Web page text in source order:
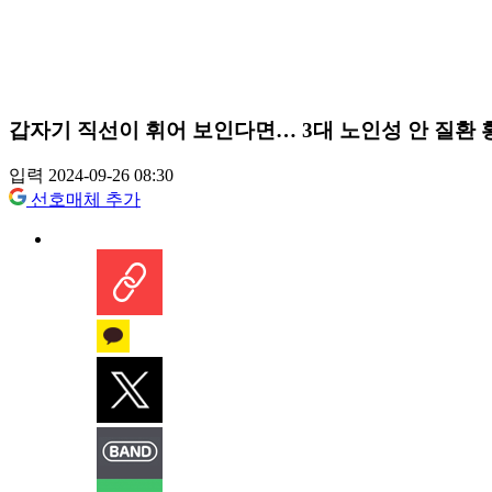
갑자기 직선이 휘어 보인다면… 3대 노인성 안 질환
입력 2024-09-26 08:30
선호매체 추가